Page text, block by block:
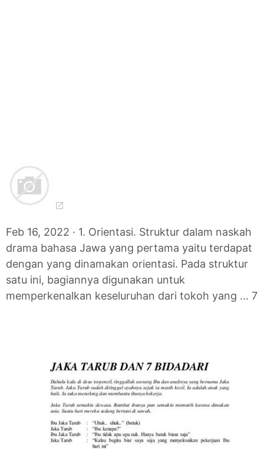
Feb 16, 2022 · 1. Orientasi. Struktur dalam naskah
drama bahasa Jawa yang pertama yaitu terdapat
dengan yang dinamakan orientasi. Pada struktur
satu ini, bagiannya digunakan untuk
memperkenalkan keseluruhan dari tokoh yang … 7